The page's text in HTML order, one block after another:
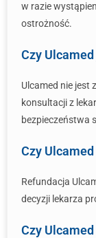
w razie
ostrożność.
Czy
Ulcamed nie jest
konsultacji z
bezpieczeństwa
Czy
Refundacja
decyzji lekarza
Czy